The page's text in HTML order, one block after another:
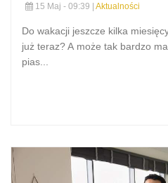
15 Maj - 09:39 | Aktualności
Do wakacji jeszcze kilka
już teraz? A może tak bardzo
pias...